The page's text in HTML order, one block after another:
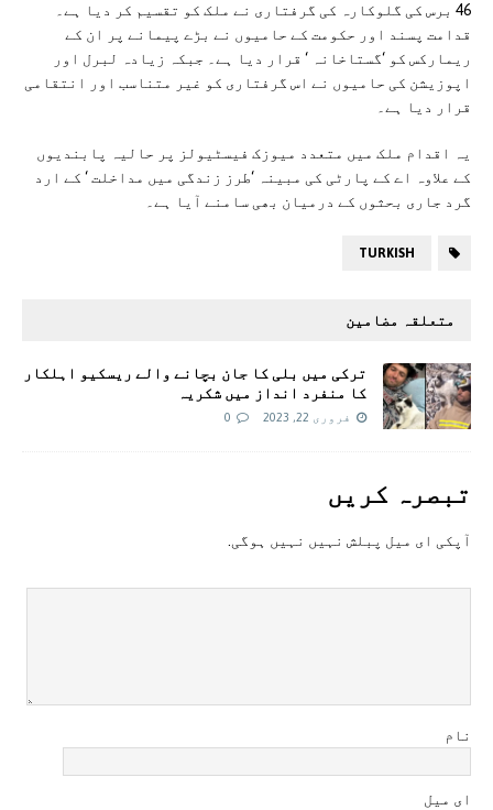
46 برس کی گلوکارہ کی گرفتاری نے ملک کو تقسیم کر دیا ہے۔
قدامت پسند اور حکومت کے حامیوں نے بڑے پیمانے پر ان کے
ریمارکس کو ‘گستاخانہ ‘ قرار دیا ہے۔ جبکہ زیادہ لبرل اور
اپوزیشن کی حامیوں نے اس گرفتاری کو غیر متناسب اور انتقامی
قرار دیا ہے۔
یہ اقدام ملک میں متعدد میوزک فیسٹیولز پر حالیہ پابندیوں
کے علاوہ اے کے پارٹی کی مبینہ ‘طرز زندگی میں مداخلت ‘ کے ارد
گرد جاری بحثوں کے درمیان بھی سامنے آیا ہے۔
TURKISH
متعلقہ مضامین
ترکی میں بلی کا جان بچانے والے ریسکیو اہلکار
کا منفرد انداز میں شکریہ
فروری 22, 2023 0
تبصرہ کريں
آپکی ای ميل پبلش نہيں نہيں ہوگی.
نام
ای میل